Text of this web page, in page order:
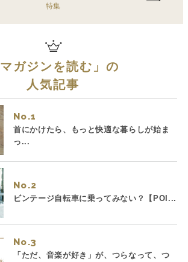
特集
マガジンを読む 」の
人気記事
No.
首にかけたら、もっと快適な暮らしが始ま
っ...
No.
ビンテージ自転車に乗ってみない？【POI...
No.
「ただ、音楽が好き」が、つらなって、つ